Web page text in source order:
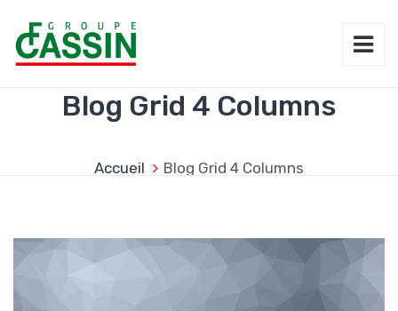
Blog Grid 4 Columns
Accueil Blog Grid 4 Columns